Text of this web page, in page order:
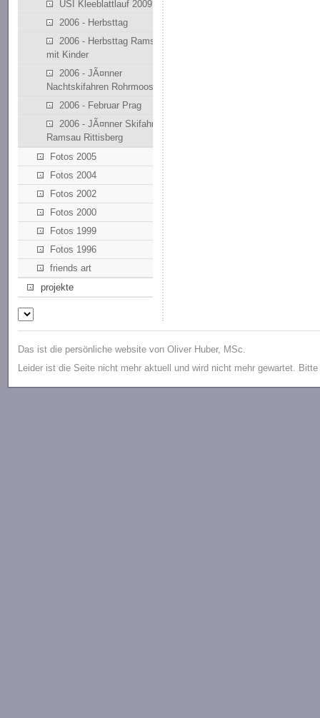
USI Kleeblattlauf 2009
2006 - Herbsttag
2006 - Herbsttag Ramsau
mit Kinder
2006 - JÃ¤nner
Nachtskifahren Rohrmoos
2006 - Februar Prag
2006 - JÃ¤nner Skifahren
Ramsau Rittisberg
Fotos 2005
Fotos 2004
Fotos 2002
Fotos 2000
Fotos 1999
Fotos 1996
friends art
projekte
Das ist die persönliche website von Oliver Huber, MSc.
Leider ist die Seite nicht mehr aktuell und wird nicht mehr gewartet.